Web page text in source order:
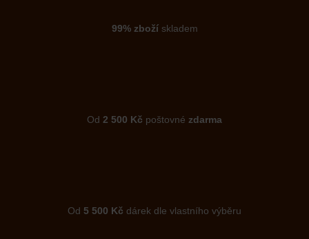
99% zbožískladem
Od 2 500 Kč poštovné zdarma
Od 5 500 Kč dárek dle vlastního výběru